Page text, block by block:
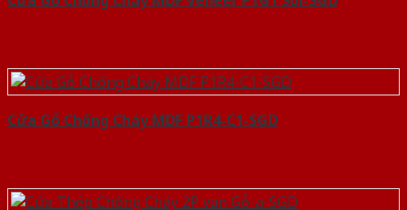
Cửa Gỗ Chống Cháy MDF P1R4-C1-SGD